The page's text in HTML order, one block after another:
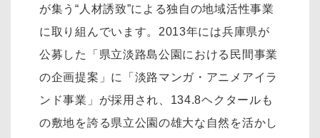
が集う“人材誘致”による独自の地域活性事業
に取り組んでいます。2013年には兵庫県が
公募した「県立淡路島公園における民間事業
の企画提案」に「淡路マンガ・アニメアイラ
ンド事業」が採用され、134.8ヘクタールも
の敷地を誇る県立公園の雄大な自然を活かし